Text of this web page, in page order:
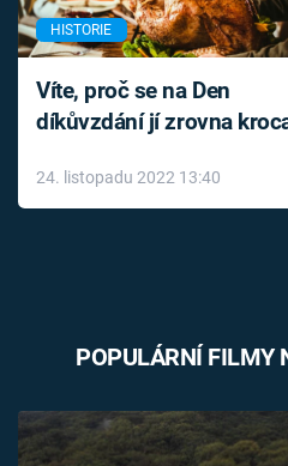
HISTORIE
Víte, proč se na Den
díkůvzdání jí zrovna
24. listopadu 2022 13:40
POPULÁRNÍ FILMY